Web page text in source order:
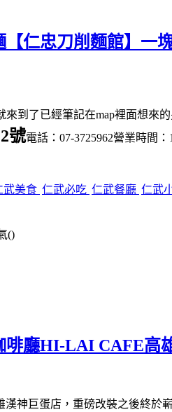
仁忠刀削麵館】一
到了已經筆記在map裡面想
號電話：07-3725962營業時間：
武美食 仁武必吃 仁武餐廳 仁武
()
啡廳HI-LAI CAFE高
漢神巨蛋店，重磅改裝之後終於